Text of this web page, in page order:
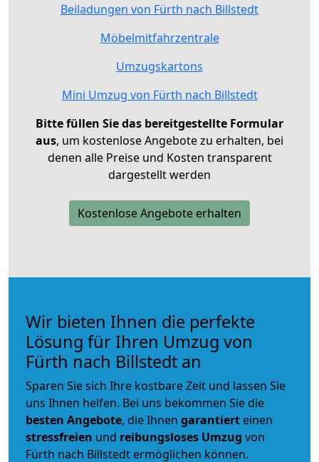
Beiladungen von Fürth nach Billstedt
Möbelmitfahrzentrale
Umzugskartons
Mini Umzug von Fürth nach Billstedt
Bitte füllen Sie das bereitgestellte Formular
aus, um kostenlose Angebote zu erhalten, bei
denen alle Preise und Kosten transparent
dargestellt werden
Kostenlose Angebote erhalten
Wir bieten Ihnen die perfekte
Lösung für Ihren Umzug von
Fürth nach Billstedt an
Sparen Sie sich Ihre kostbare Zeit und lassen Sie
uns Ihnen helfen. Bei uns bekommen Sie die
besten Angebote, die Ihnen garantiert einen
stressfreien und reibungsloses Umzug von
Fürth nach Billstedt ermöglichen können.